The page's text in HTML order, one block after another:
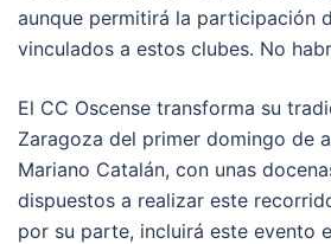
aunque permitirá la participación
vinculados a estos clubes. No
El CC Oscense transforma su
Zaragoza del primer domingo de
Mariano Catalán, con unas
dispuestos a realizar este
por su parte, incluirá este evento